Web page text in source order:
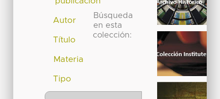
Autor
Título
Materia
Tipo
Búsqueda
en esta
colección: